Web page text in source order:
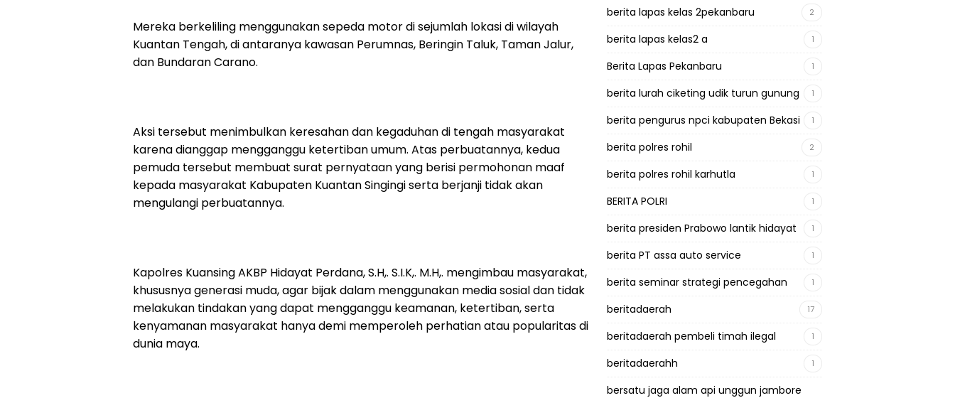
Mereka berkeliling menggunakan sepeda motor di sejumlah lokasi di wilayah
Kuantan Tengah, di antaranya kawasan Perumnas, Beringin Taluk, Taman Jalur,
dan Bundaran Carano.
Aksi tersebut menimbulkan keresahan dan kegaduhan di tengah masyarakat
karena dianggap mengganggu ketertiban umum. Atas perbuatannya, kedua
pemuda tersebut membuat surat pernyataan yang berisi permohonan maaf
kepada masyarakat Kabupaten Kuantan Singingi serta berjanji tidak akan
mengulangi perbuatannya.
Kapolres Kuansing AKBP Hidayat Perdana, S.H,. S.I.K,. M.H,. mengimbau masyarakat,
khususnya generasi muda, agar bijak dalam menggunakan media sosial dan tidak
melakukan tindakan yang dapat mengganggu keamanan, ketertiban, serta
kenyamanan masyarakat hanya demi memperoleh perhatian atau popularitas di
dunia maya.
berita lapas kelas 2pekanbaru 2
berita lapas kelas2 a 1
Berita Lapas Pekanbaru 1
berita lurah ciketing udik turun gunung 1
berita pengurus npci kabupaten Bekasi 1
berita polres rohil 2
berita polres rohil karhutla 1
BERITA POLRI 1
berita presiden Prabowo lantik hidayat 1
berita PT assa auto service 1
berita seminar strategi pencegahan 1
beritadaerah 17
beritadaerah pembeli timah ilegal 1
beritadaerahh 1
bersatu jaga alam api unggun jambore